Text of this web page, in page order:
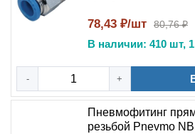
78,43 ₽/шт 80,76 ₽
В наличии: 410 шт,
- +
Пневмофитинг
резьбой Pnevmo